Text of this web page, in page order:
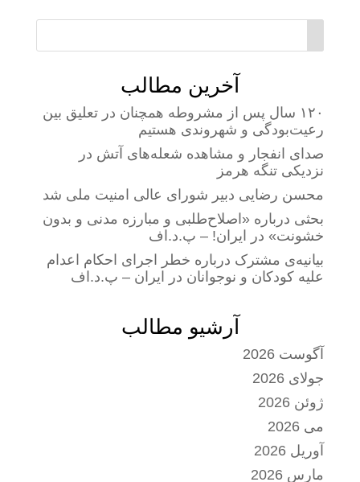
آخرین مطالب
۱۲۰ سال پس از مشروطه همچنان در تعلیق بین
رعیت‌بودگی و شهروندی هستیم
صدای انفجار و مشاهده شعله‌های آتش در
نزدیکی تنگه هرمز
محسن رضایی دبیر شورای عالی امنیت ملی شد
بحثی درباره «اصلاح‌طلبی و مبارزه مدنی و بدون
خشونت» در ایران! – پ.د.اف
بیانیه‌ی مشترک درباره خطر اجرای احکام اعدام
علیه کودکان و نوجوانان در ایران – پ.د.اف
آرشیو مطالب
آگوست 2026
جولای 2026
ژوئن 2026
می 2026
آوریل 2026
مارس 2026